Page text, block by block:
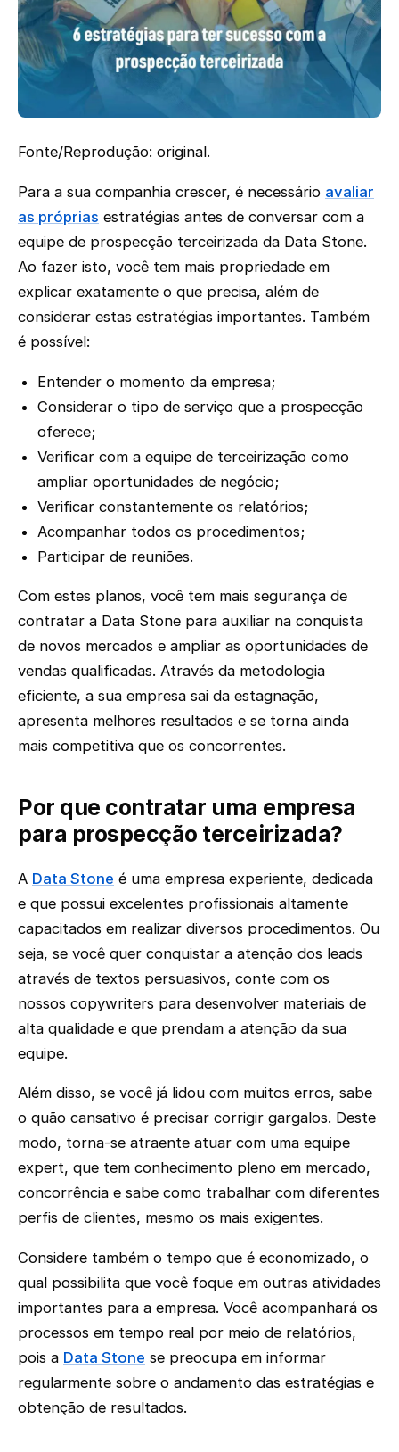
Fonte/Reprodução: original.
Para a sua companhia crescer, é necessário avaliar
as próprias estratégias antes de conversar com a
equipe de prospecção terceirizada da Data Stone.
Ao fazer isto, você tem mais propriedade em
explicar exatamente o que precisa, além de
considerar estas estratégias importantes. Também
é possível:
Entender o momento da empresa;
Considerar o tipo de serviço que a prospecção
oferece;
Verificar com a equipe de terceirização como
ampliar oportunidades de negócio;
Verificar constantemente os relatórios;
Acompanhar todos os procedimentos;
Participar de reuniões.
Com estes planos, você tem mais segurança de
contratar a Data Stone para auxiliar na conquista
de novos mercados e ampliar as oportunidades de
vendas qualificadas. Através da metodologia
eficiente, a sua empresa sai da estagnação,
apresenta melhores resultados e se torna ainda
mais competitiva que os concorrentes.
Por que contratar uma empresa
para prospecção terceirizada?
A Data Stone é uma empresa experiente, dedicada
e que possui excelentes profissionais altamente
capacitados em realizar diversos procedimentos. Ou
seja, se você quer conquistar a atenção dos leads
através de textos persuasivos, conte com os
nossos copywriters para desenvolver materiais de
alta qualidade e que prendam a atenção da sua
equipe.
Além disso, se você já lidou com muitos erros, sabe
o quão cansativo é precisar corrigir gargalos. Deste
modo, torna-se atraente atuar com uma equipe
expert, que tem conhecimento pleno em mercado,
concorrência e sabe como trabalhar com diferentes
perfis de clientes, mesmo os mais exigentes.
Considere também o tempo que é economizado, o
qual possibilita que você foque em outras atividades
importantes para a empresa. Você acompanhará os
processos em tempo real por meio de relatórios,
pois a Data Stone se preocupa em informar
regularmente sobre o andamento das estratégias e
obtenção de resultados.